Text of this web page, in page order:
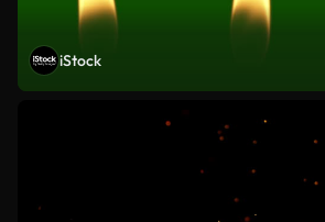
iStock